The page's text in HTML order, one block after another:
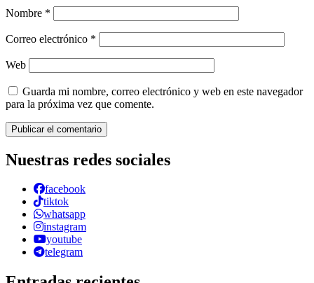
Nombre *
Correo electrónico *
Web
Guarda mi nombre, correo electrónico y web en este navegador
para la próxima vez que comente.
Nuestras redes sociales
facebook
tiktok
whatsapp
instagram
youtube
telegram